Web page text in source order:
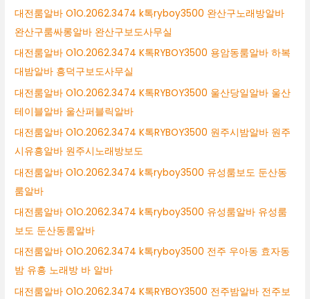
대전룸알바 O1O.2062.3474 k톡ryboy3500 완산구노래방알바
완산구룸싸롱알바 완산구보도사무실
대전룸알바 O1O.2062.3474 K톡RYBOY3500 용암동룸알바 하복
대밤알바 흥덕구보도사무실
대전룸알바 O1O.2062.3474 K톡RYBOY3500 울산당일알바 울산
테이블알바 울산퍼블릭알바
대전룸알바 O1O.2062.3474 K톡RYBOY3500 원주시밤알바 원주
시유흥알바 원주시노래방보도
대전룸알바 O1O.2062.3474 k톡ryboy3500 유성룸보도 둔산동
룸알바
대전룸알바 O1O.2062.3474 k톡ryboy3500 유성룸알바 유성룸
보도 둔산동룸알바
대전룸알바 O1O.2062.3474 k톡ryboy3500 전주 우아동 효자동
밤 유흥 노래방 바 알바
대전룸알바 O1O.2062.3474 K톡RYBOY3500 전주밤알바 전주보